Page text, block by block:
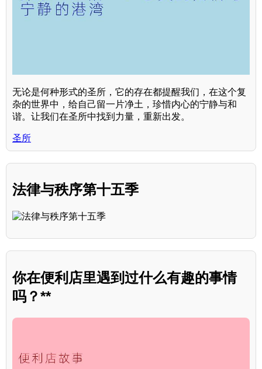
无论是何种形式的圣所，它的存在都提醒我们，在这个复
杂的世界中，给自己留一片净土，珍惜内心的宁静与和
谐。让我们在圣所中找到力量，重新出发。
圣所
法律与秩序第十五季
你在便利店里遇到过什么有趣的事情
吗？**